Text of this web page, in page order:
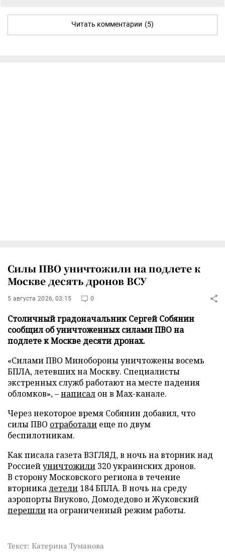
Читать комментарии (5)
Силы ПВО уничтожили на подлете к
Москве десять дронов ВСУ
5 августа 2026, 03:15 0
Столичный градоначальник Сергей Собянин
сообщил об уничтоженных силами ПВО на
подлете к Москве десяти дронах.
«Силами ПВО Минобороны уничтожены восемь
БПЛА, летевших на Москву. Специалисты
экстренных служб работают на месте падения
обломков», –написал он в Max-канале.
Через некоторое время Собянин добавил, что
силы ПВО отработали еще по двум
беспилотникам.
Как писала газета ВЗГЛЯД, в ночь на вторник над
Россиейуничтожили 320 украинских дронов.
В сторону Московского региона в течение
вторникалетели 184 БПЛА. В ночь на среду
аэропорты Внуково, Домодедово и Жуковский
перешлина ограниченный режим работы.
Текст: Катерина Туманова